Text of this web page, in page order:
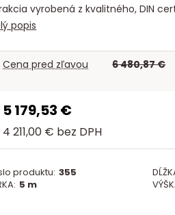
vyrobená z kvalitného, DIN
popis
Cena pred zľavou 6 480,87 €
5 179,53 €
4 211,00 € bez DPH
produktu: 355
5 m